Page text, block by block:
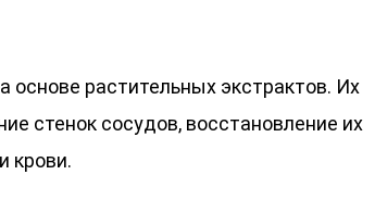
основе растительных экстрактов. Их
стенок сосудов, восстановление их
крови.